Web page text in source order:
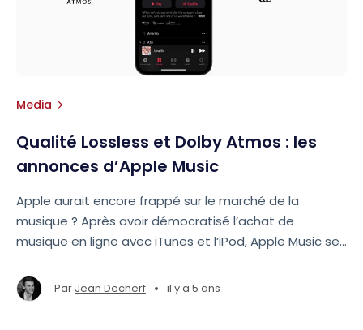
Media
Qualité Lossless et Dolby Atmos : les
annonces d’Apple Music
Apple aurait encore frappé sur le marché de la
musique ? Après avoir démocratisé l’achat de
musique en ligne avec iTunes et l’iPod, Apple Music se
marché du streaming musical. L’audio passe à la
qualité et à la dimension supérieure.
Par Jean Decherf • il y a 5 ans